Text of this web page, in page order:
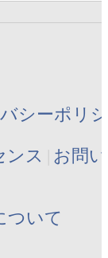
シーポリ
ンス お問
ついて